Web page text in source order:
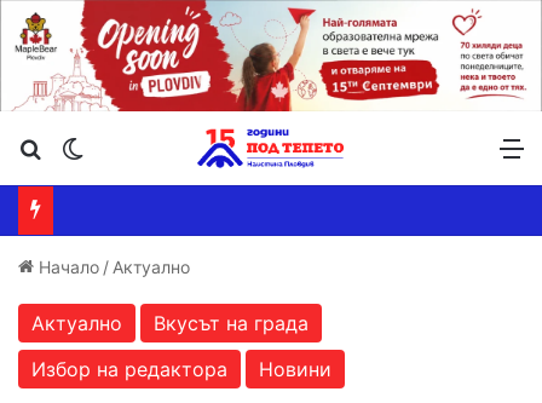
Търсене ...
Начало / Актуално
Актуално
Вкусът на града
Избор на редактора
Новини